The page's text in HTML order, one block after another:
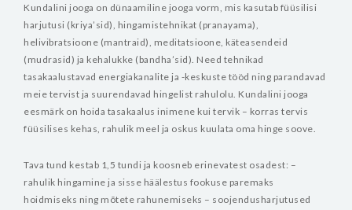
Kundalini jooga on dünaamiline jooga vorm, mis kasutab füüsilisi
harjutusi (kriya’sid), hingamistehnikat (pranayama),
helivibratsioone (mantraid), meditatsioone, käteasendeid
(mudrasid) ja kehalukke (bandha’sid). Need tehnikad
tasakaalustavad energiakanalite ja -keskuste tööd ning parandavad
meie tervist ja suurendavad hingelist rahulolu. Kundalini jooga
eesmärk on hoida tasakaalus inimene kui tervik – korras tervis
füüsilises kehas, rahulik meel ja oskus kuulata oma hinge soove.
Tava tund kestab 1,5 tundi ja koosneb erinevatest osadest: –
rahulik hingamine ja sisse häälestus fookuse paremaks
hoidmiseks ning mõtete rahunemiseks – soojendusharjutused